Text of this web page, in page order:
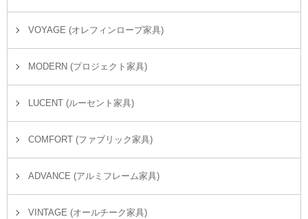
VOYAGE (オレフィンロープ家具)
MODERN (プロジェクト家具)
LUCENT (ルーセント家具)
COMFORT (ファブリック家具)
ADVANCE (アルミフレーム家具)
VINTAGE (オールチーク家具)